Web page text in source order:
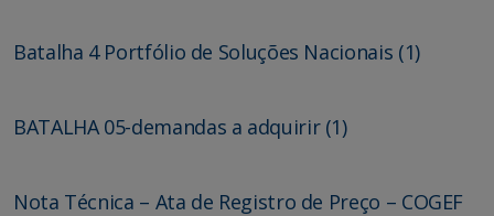
Batalha 4 Portfólio de Soluções Nacionais (1)
BATALHA 05-demandas a adquirir (1)
Nota Técnica – Ata de Registro de Preço – COGEF